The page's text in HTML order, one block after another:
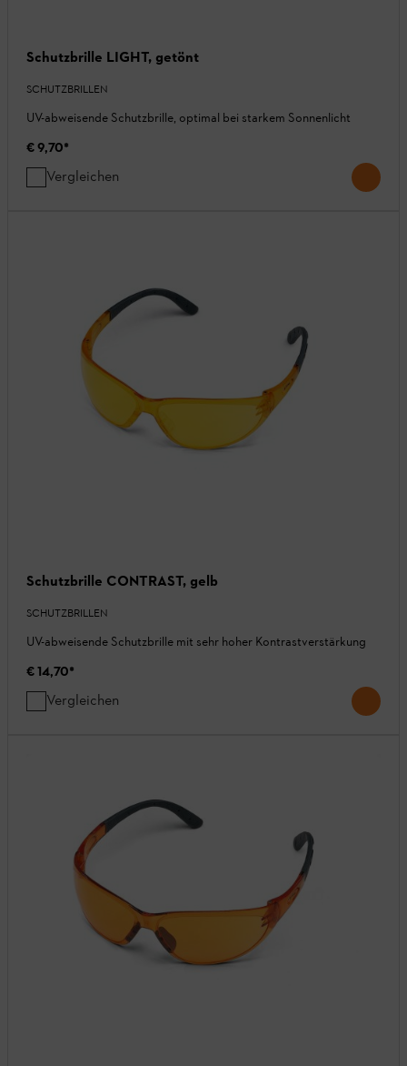
Schutzbrille LIGHT, getönt
SCHUTZBRILLEN
UV-abweisende Schutzbrille, optimal bei starkem Sonnenlicht
€ 9,70*
Vergleichen
Schutzbrille CONTRAST, gelb
SCHUTZBRILLEN
UV-abweisende Schutzbrille mit sehr hoher Kontrastverstärkung
€ 14,70*
Vergleichen